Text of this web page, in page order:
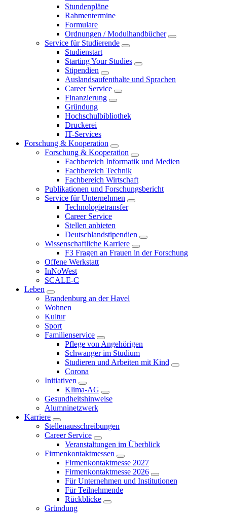
Stundenpläne
Rahmentermine
Formulare
Ordnungen / Modulhandbücher
Service für Studierende
Studienstart
Starting Your Studies
Stipendien
Auslandsaufenthalte und Sprachen
Career Service
Finanzierung
Gründung
Hochschulbibliothek
Druckerei
IT-Services
Forschung & Kooperation
Forschung & Kooperation
Fachbereich Informatik und Medien
Fachbereich Technik
Fachbereich Wirtschaft
Publikationen und Forschungsbericht
Service für Unternehmen
Technologietransfer
Career Service
Stellen anbieten
Deutschlandstipendien
Wissenschaftliche Karriere
F3 Fragen an Frauen in der Forschung
Offene Werkstatt
InNoWest
SCALE-C
Leben
Brandenburg an der Havel
Wohnen
Kultur
Sport
Familienservice
Pflege von Angehörigen
Schwanger im Studium
Studieren und Arbeiten mit Kind
Corona
Initiativen
Klima-AG
Gesundheitshinweise
Alumninetzwerk
Karriere
Stellenausschreibungen
Career Service
Veranstaltungen im Überblick
Firmenkontaktmessen
Firmenkontaktmesse 2027
Firmenkontaktmesse 2026
Für Unternehmen und Institutionen
Für Teilnehmende
Rückblicke
Gründung